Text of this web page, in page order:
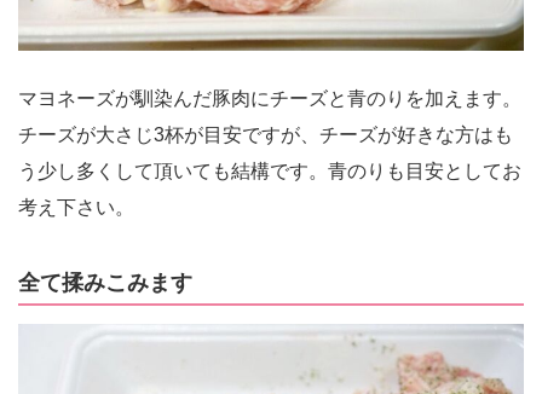
マヨネーズが馴染んだ豚肉にチーズと青のりを加えます。
チーズが大さじ3杯が目安ですが、チーズが好きな方はも
う少し多くして頂いても結構です。青のりも目安としてお
考え下さい。
全て揉みこみます